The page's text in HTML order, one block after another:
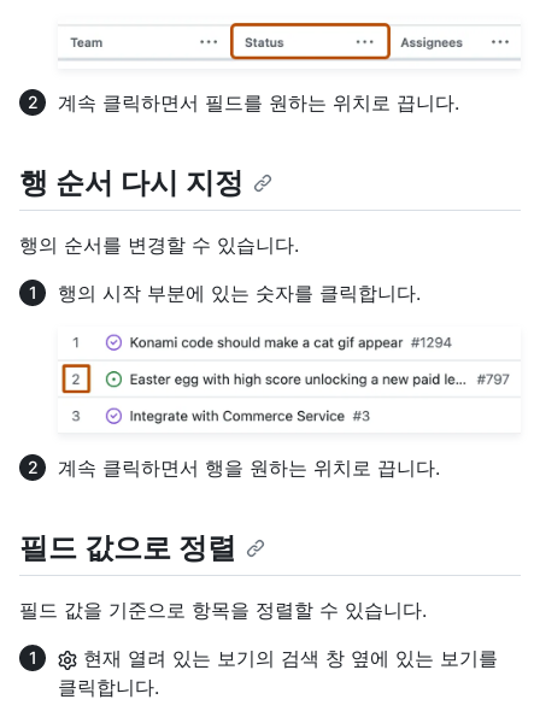
계속 클릭하면서 필드를 원하는 위치로 끕니다.
행 순서 다시 지정
행의 순서를 변경할 수 있습니다.
행의 시작 부분에 있는 숫자를 클릭합니다.
계속 클릭하면서 행을 원하는 위치로 끕니다.
필드 값으로 정렬
필드 값을 기준으로 항목을 정렬할 수 있습니다.
현재 열려 있는 보기의 검색 창 옆에 있는 보기를
클릭합니다.